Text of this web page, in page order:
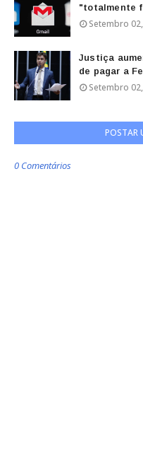
"totalmente
Setembro
Justiça
de pagar a
Setembro
POSTAR
0 Comentários